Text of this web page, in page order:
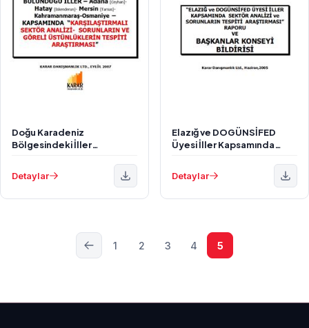
Doğu Karadeniz
Bölgesindeki İller
Sektör Analizi
Detaylar
Elazığ ve DOGÜNSİFED
Üyesi İller Kapsamında
Tespiti Araştırması Raporu
Detaylar
1 2 3 4 5